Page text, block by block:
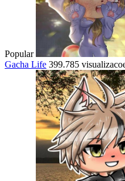
Popular
Gacha Life 399.785